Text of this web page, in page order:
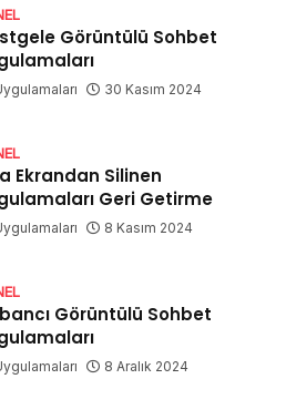
Görüntülü Sohbet
30 Kasım 2024
Ekrandan Silinen
Geri Getirme
8 Kasım 2024
Görüntülü Sohbet
8 Aralık 2024